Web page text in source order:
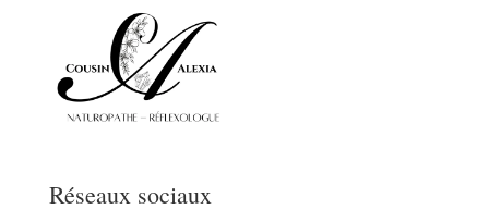
Réseaux sociaux